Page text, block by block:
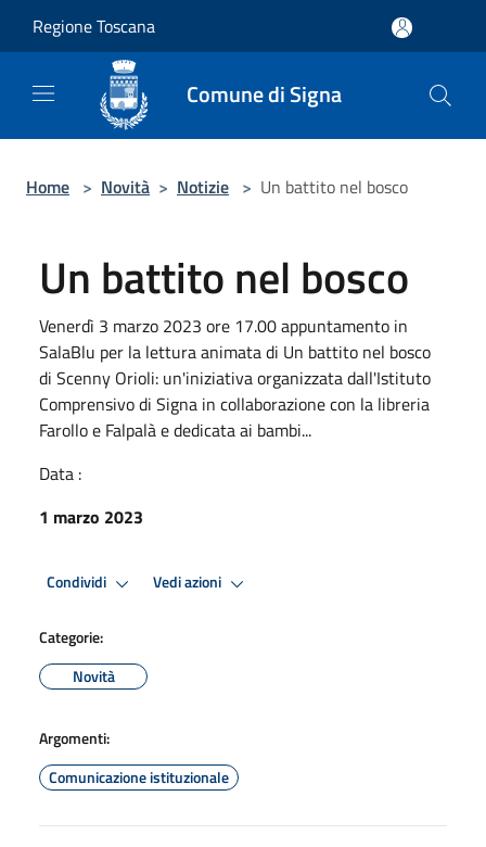
Regione Toscana
Comune di Signa
Home > Novità > Notizie > Un battito nel bosco
Un battito nel bosco
Venerdì 3 marzo 2023 ore 17.00 appuntamento in
SalaBlu per la lettura animata di Un battito nel bosco
di Scenny Orioli: un'iniziativa organizzata dall'Istituto
Comprensivo di Signa in collaborazione con la libreria
Farollo e Falpalà e dedicata ai bambi...
Data :
1 marzo 2023
Condividi Vedi azioni
Categorie:
Novità
Argomenti:
Comunicazione istituzionale